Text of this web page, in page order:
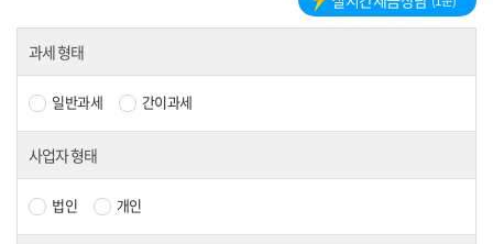
과세 형태
일반과세 간이과세
사업자 형태
법인 개인